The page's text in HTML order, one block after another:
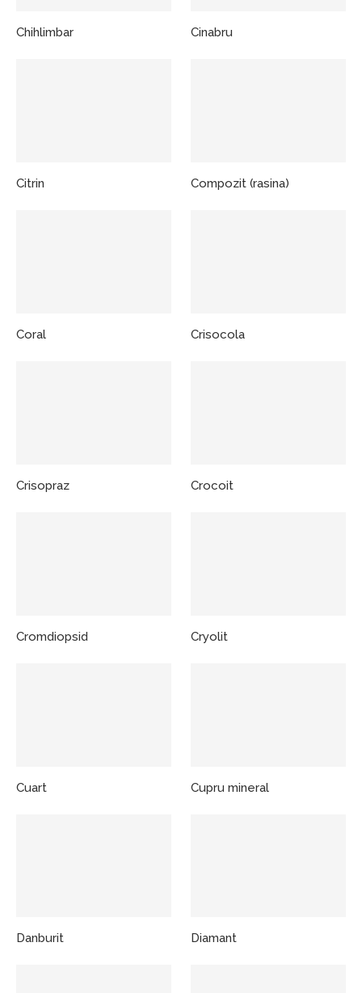
Chihlimbar Cinabru
Citrin Compozit (rasina)
Coral Crisocola
Crisopraz Crocoit
Cromdiopsid Cryolit
Cuart Cupru mineral
Danburit Diamant